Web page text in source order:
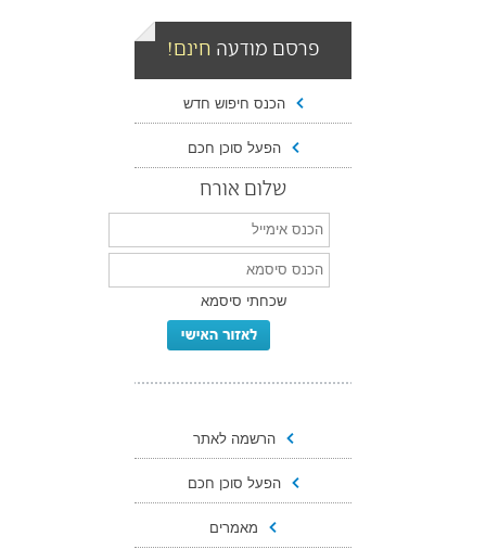
פרסם מודעה חינם!
הכנס חיפוש חדש
הפעל סוכן חכם
שלום אורח
שכחתי סיסמא
הרשמה לאתר
הפעל סוכן חכם
מאמרים